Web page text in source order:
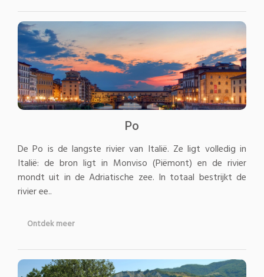
Po
De Po is de langste rivier van Italië. Ze ligt volledig in
Italië: de bron ligt in Monviso (Piëmont) en de rivier
mondt uit in de Adriatische zee. In totaal bestrijkt de
rivier ee..
Ontdek meer